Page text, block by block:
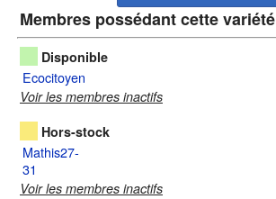
Membres possédant cette variété
Disponible
Ecocitoyen
Voir les membres inactifs
Hors-stock
Mathis27-
31
Voir les membres inactifs